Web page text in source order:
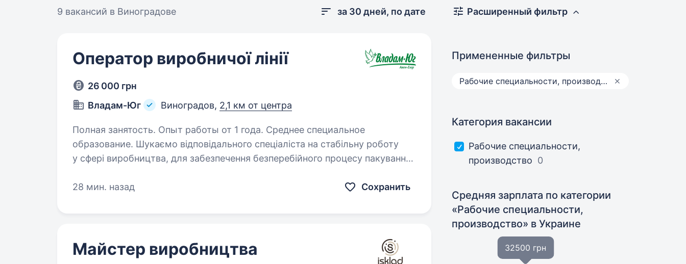
9 вакансий в Виноградове за 30 дней, по дате
Оператор виробничої лінії
26 000 грн
Владам-Юг
Виноградов, 2,1 км от центра
Полная занятость. Опыт работы от 1 года. Среднее специальное
образование. Шукаємо відповідального спеціаліста на стабільну роботу
у сфері виробництва, для забезпечення безперебійного процесу пакування.
та налаштування вакуум-пакувальних…
28 мин. назад Сохранить
Майстер виробництва
Расширенный фильтр
Примененные фильтры
Рабочие специальности, производство
Категория вакансии
Рабочие специальности,
производство 0
Средняя зарплата по категории
«Рабочие специальности,
производство» в Украине
32500 грн